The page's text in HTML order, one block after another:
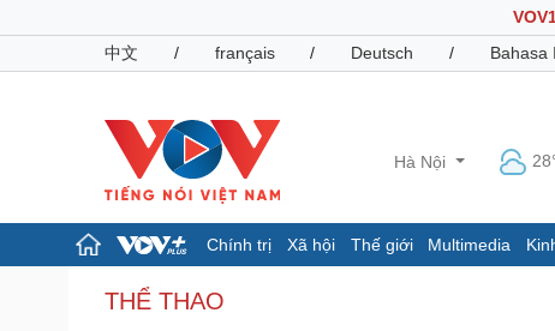
中文
/ français / Deutsch / Bahasa
Hà Nội
Chính trị Xã hội Thế giới Multimedia
Chính trị
THỂ THAO